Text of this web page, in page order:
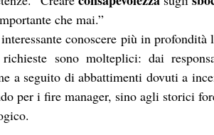
che mai.”
conoscere più in
sono molteplici: dai
a seguito di abbattimenti dovuti a
per i fire manager, sino agli storici